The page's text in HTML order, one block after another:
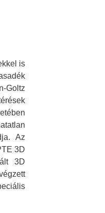
is
Goltz
Az
3D
3D